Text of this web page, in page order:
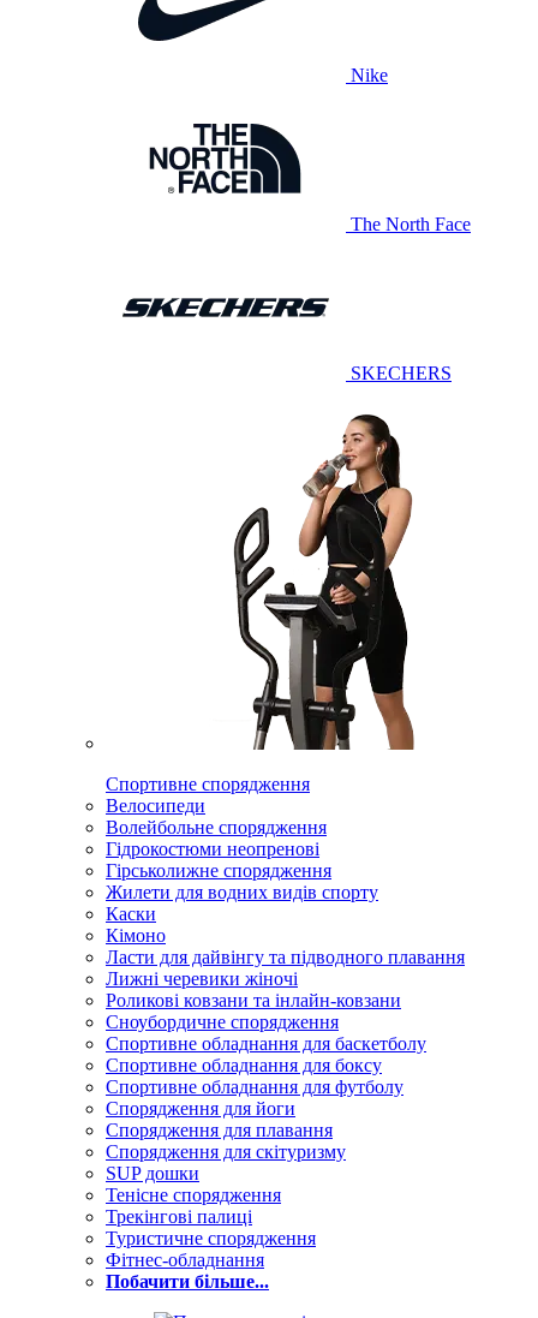
Nike
The North Face
SKECHERS
Спортивне спорядження
Велосипеди
Волейбольне спорядження
Гідрокостюми неопренові
Гірськолижне спорядження
Жилети для водних видів спорту
Каски
Кімоно
Ласти для дайвінгу та підводного плавання
Лижні черевики жіночі
Роликові ковзани та інлайн-ковзани
Сноубордичне спорядження
Спортивне обладнання для баскетболу
Спортивне обладнання для боксу
Спортивне обладнання для футболу
Спорядження для йоги
Спорядження для плавання
Спорядження для скітуризму
SUP дошки
Тенісне спорядження
Трекінгові палиці
Туристичне спорядження
Фітнес-обладнання
Побачити більше...